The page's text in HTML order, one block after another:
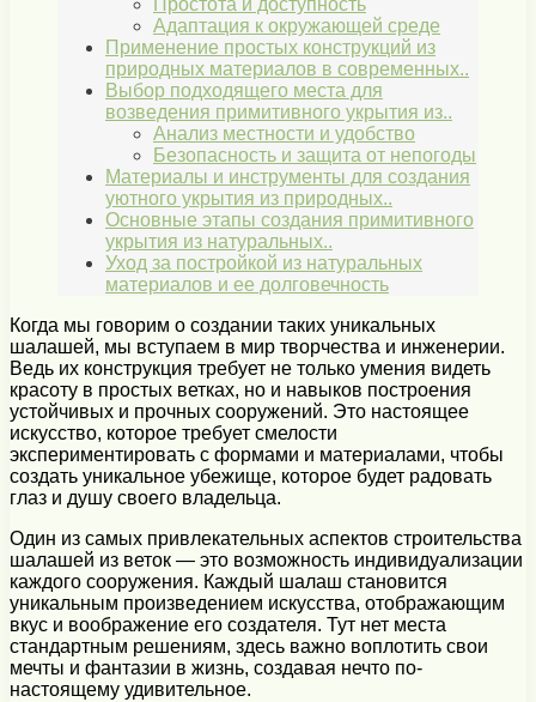
Простота и доступность
Адаптация к окружающей среде
Применение простых конструкций из
природных материалов в современных..
Выбор подходящего места для
возведения примитивного укрытия из..
Анализ местности и удобство
Безопасность и защита от непогоды
Материалы и инструменты для создания
уютного укрытия из природных..
Основные этапы создания примитивного
укрытия из натуральных..
Уход за постройкой из натуральных
материалов и ее долговечность
Когда мы говорим о создании таких уникальных
шалашей, мы вступаем в мир творчества и инженерии.
Ведь их конструкция требует не только умения видеть
красоту в простых ветках, но и навыков построения
устойчивых и прочных сооружений. Это настоящее
искусство, которое требует смелости
экспериментировать с формами и материалами, чтобы
создать уникальное убежище, которое будет радовать
глаз и душу своего владельца.
Один из самых привлекательных аспектов строительства
шалашей из веток — это возможность индивидуализации
каждого сооружения. Каждый шалаш становится
уникальным произведением искусства, отображающим
вкус и воображение его создателя. Тут нет места
стандартным решениям, здесь важно воплотить свои
мечты и фантазии в жизнь, создавая нечто по-
настоящему удивительное.